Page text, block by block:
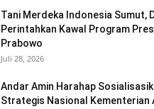
Tani Merdeka Indonesia Sumut,
Perintahkan Kawal Program
Prabowo
Juli 28, 2026
Andar Amin Harahap
Strategis Nasional Kementerian